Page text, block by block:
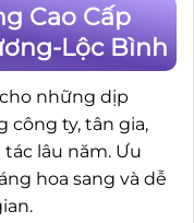
Cao Cấp
Lộc Bình
những dịp
công ty, tân gia,
lâu năm. Ưu
hoa sang và dễ